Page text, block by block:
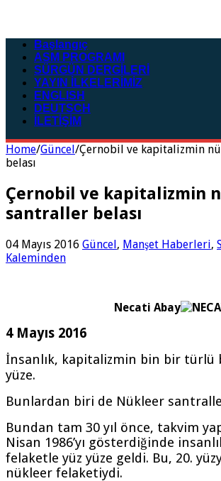
Başlangıç
ASM PROGRAMI
SÜRGÜN DERGİLERİ
YAYIN İLKELERİMİZ
ENGLISH
DEUTSCH
İLETİŞİM
Home/Güncel/Çernobil ve kapitalizmin
belası
Çernobil ve kapitalizmin
santraller belası
04 Mayıs 2016 Güncel, Manşet Haberleri,
Kaleminden
Necati Abay
4 Mayıs 2016
İnsanlık, kapitalizmin bin bir türlü
yüze.
Bunlardan biri de Nükleer
Bundan tam 30 yıl önce, takvim
Nisan 1986’yı gösterdiğinde
felaketle yüz yüze geldi. Bu, 20.
nükleer felaketiydi.